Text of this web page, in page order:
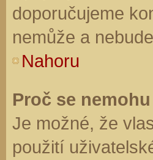
doporučujeme
nemůže a
Nahoru
Proč se
Je možné, že
použití